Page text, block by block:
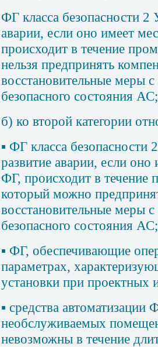
ФГ класса безопасности
аварии, если оно имеет
происходит в течение
нельзя предпринять
восстановительные меры
безопасного состояния АС;
б) ко второй категории
▪ ФГ класса
развитие аварии, если оно
ФГ, происходит в течение
который можно
восстановительные меры
безопасного состояния АС;
▪ ФГ, обеспечивающие
параметрах,
установки при проектных
▪ средства
необслуживаемых
невозможны в течение